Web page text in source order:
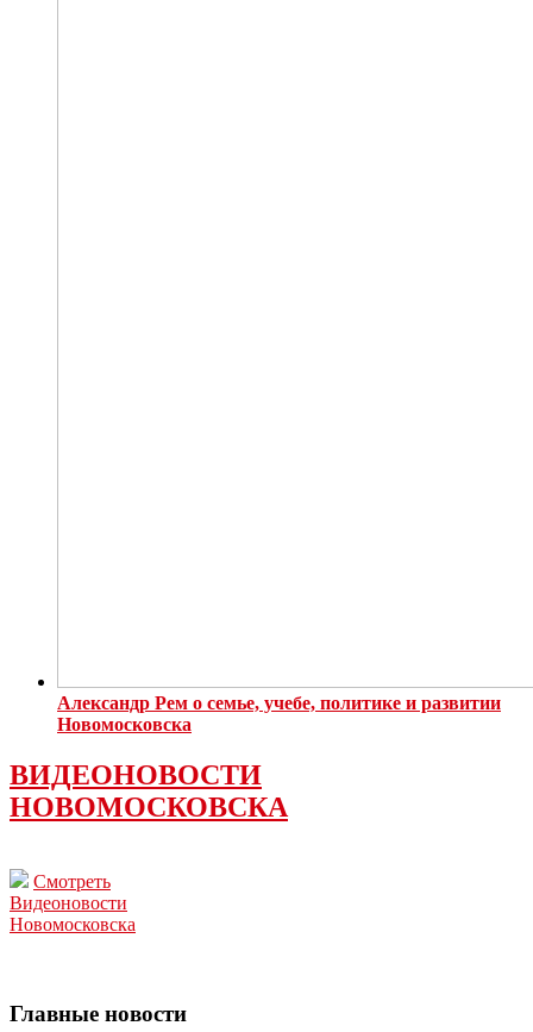
Александр Рем о семье, учебе, политике и развитии
Новомосковска
ВИДЕОНОВОСТИ
НОВОМОСКОВСКА
Смотреть
Видеоновости
Новомосковска
Главные новости